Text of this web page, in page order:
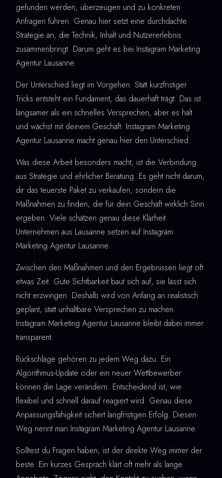
gefunden werden, überzeugen und zu konkreten
Anfragen führen. Genau hier setzt eine durchdachte
Strategie an, die Technik, Inhalt und Nutzererlebnis
zusammenbringt. Darum geht es bei Instagram Marketing
Agentur Lausanne.
Der Unterschied liegt im Vorgehen. Statt kurzfristiger
Tricks entsteht ein Fundament, das dauerhaft trägt. Das ist
langsamer als ein schnelles Versprechen, aber es hält
und wächst mit deinem Geschäft. Instagram Marketing
Agentur Lausanne macht genau hier den Unterschied.
Was diese Arbeit besonders macht, ist die Verbindung
aus Strategie und ehrlicher Beratung. Es geht nicht darum,
dir das teuerste Paket zu verkaufen, sondern die
Maßnahmen zu finden, die für dein Geschäft wirklich Sinn
ergeben. Viele schätzen genau diese Klarheit.
Unternehmen aus Lausanne setzen auf Instagram
Marketing Agentur Lausanne.
Zwischen den Maßnahmen und den Ergebnissen liegt oft
etwas Zeit. Gute Sichtbarkeit baut sich auf, sie lässt sich
nicht erzwingen. Deshalb wird von Anfang an realistisch
geplant, statt unhaltbare Versprechen zu machen.
Instagram Marketing Agentur Lausanne bleibt dabei immer
transparent.
Rückschläge gehören zu jedem Weg dazu. Ein
Algorithmus-Update oder ein neuer Wettbewerber
können die Lage verändern. Entscheidend ist, wie
flexibel und schnell darauf reagiert wird. Genau diese
Anpassungsfähigkeit sichert langfristigen Erfolg. Diesen
Weg nennt man Instagram Marketing Agentur Lausanne.
Solltest du Fragen haben, ist der direkte Weg immer der
beste. Ein kurzes Gespräch klärt oft mehr als lange